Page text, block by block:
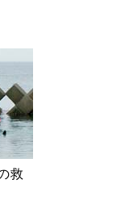
救